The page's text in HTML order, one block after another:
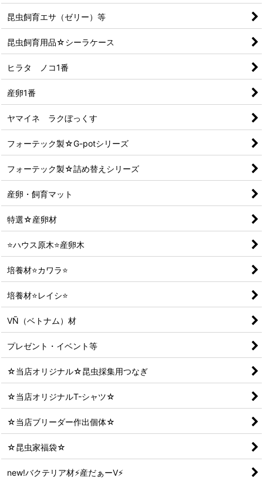
昆虫飼育エサ（ゼリー）等
昆虫飼育用品☆シーラケース
ヒラタ ノコ1番
産卵1番
ヤマイネ ラクぼっくす
フォーテック製☆G-potシリーズ
フォーテック製☆詰め替えシリーズ
産卵・飼育マット
特選☆産卵材
⭐ハウス原木⭐産卵木
培養材⭐カワラ⭐
培養材⭐レイシ⭐
VÑ（ベトナム）材
プレゼント・イベント等
☆当店オリジナル☆昆虫採集用つなぎ
☆当店オリジナルT-シャツ☆
☆当店ブリーダー作出個体☆
☆昆虫家福袋☆
new!バクテリア材⚡産だぁーV⚡